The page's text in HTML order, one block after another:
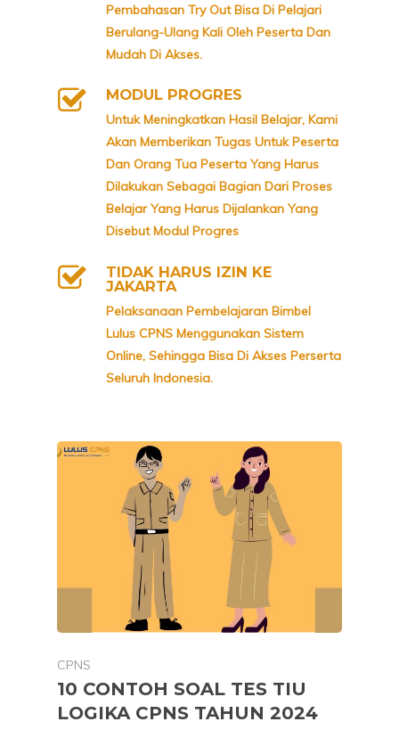
Pembahasan Try Out Bisa Di Pelajari
Berulang-Ulang Kali Oleh Peserta Dan
Mudah Di Akses.
MODUL PROGRES
Untuk Meningkatkan Hasil Belajar, Kami
Akan Memberikan Tugas Untuk Peserta
Dan Orang Tua Peserta Yang Harus
Dilakukan Sebagai Bagian Dari Proses
Belajar Yang Harus Dijalankan Yang
Disebut Modul Progres
TIDAK HARUS IZIN KE
JAKARTA
Pelaksanaan Pembelajaran Bimbel
Lulus CPNS Menggunakan Sistem
Online, Sehingga Bisa Di Akses Perserta
Seluruh Indonesia.
CPNS
10 CONTOH SOAL TES TIU
LOGIKA CPNS TAHUN 2024